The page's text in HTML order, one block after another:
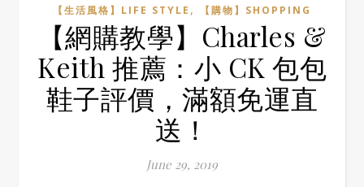
【生活風格】LIFE STYLE , 【購物】SHOPPING
【網購教學】Charles &
Keith 推薦：小 CK 包包
鞋子評價，滿額免運直
送！
June 29, 2019